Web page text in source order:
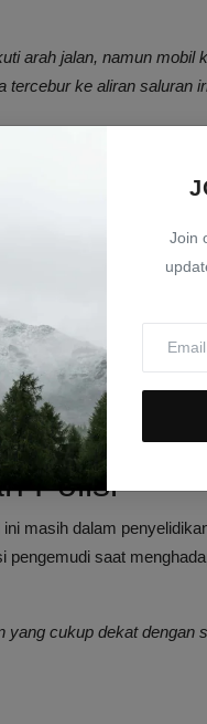
Join
arah jalan, namun mobil
ke aliran saluran
Semarang,
Semarang, merupakan
pihaknya menerima
dan korban. Setelah
yang terluka segera
Polisi
masih dalam
saat
yang cukup dekat dengan